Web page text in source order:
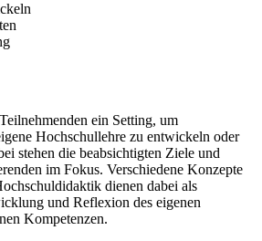
ein Setting, um
Hochschullehre zu entwickeln oder
stehen die beabsichtigten Ziele und
im Fokus. Verschiedene Konzepte
dienen dabei als
und Reflexion des eigenen
Kompetenzen.